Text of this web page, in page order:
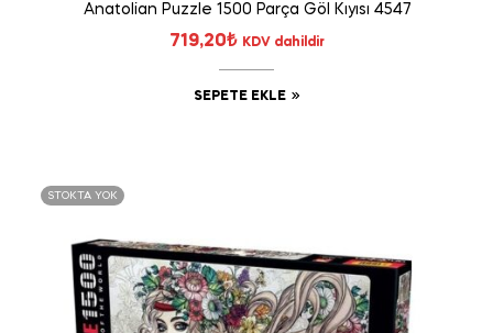
Anatolian Puzzle 1500 Parça Göl Kıyısı 4547
719,20₺ KDV dahildir
SEPETE EKLE
STOKTA YOK